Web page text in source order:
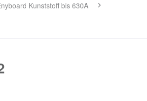
Kunststoff bis 630A